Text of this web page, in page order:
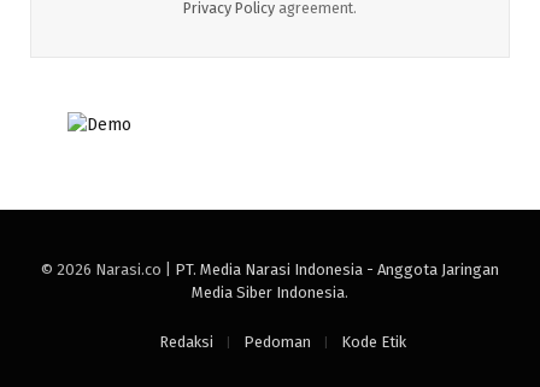
Privacy Policy agreement.
© 2026 Narasi.co | PT. Media Narasi Indonesia - Anggota Jaringan
Media Siber Indonesia.
Redaksi Pedoman Kode Etik